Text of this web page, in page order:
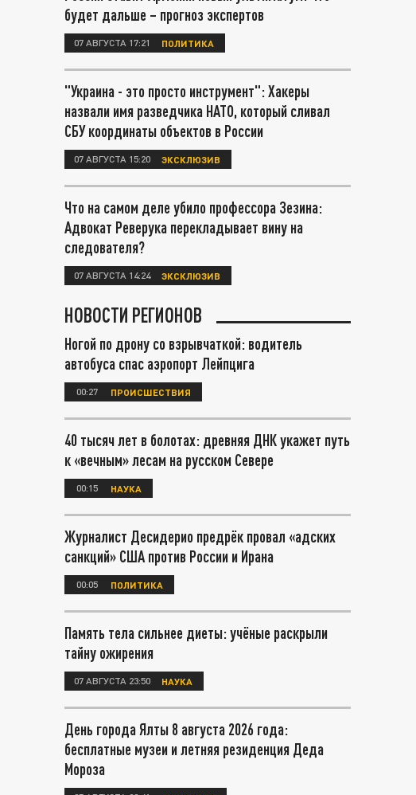
будет дальше – прогноз экспертов
07 АВГУСТА 17:21 ПОЛИТИКА
"Украина - это просто инструмент": Хакеры
назвали имя разведчика НАТО, который сливал
СБУ координаты объектов в России
07 АВГУСТА 15:20 ЭКСКЛЮЗИВ
Что на самом деле убило профессора Зезина:
Адвокат Реверука перекладывает вину на
следователя?
07 АВГУСТА 14:24 ЭКСКЛЮЗИВ
НОВОСТИ РЕГИОНОВ
Ногой по дрону со взрывчаткой: водитель
автобуса спас аэропорт Лейпцига
00:27 ПРОИСШЕСТВИЯ
40 тысяч лет в болотах: древняя ДНК укажет путь
к «вечным» лесам на русском Севере
00:15 НАУКА
Журналист Десидерио предрёк провал «адских
санкций» США против России и Ирана
00:05 ПОЛИТИКА
Память тела сильнее диеты: учёные раскрыли
тайну ожирения
07 АВГУСТА 23:50 НАУКА
День города Ялты 8 августа 2026 года:
бесплатные музеи и летняя резиденция Деда
Мороза